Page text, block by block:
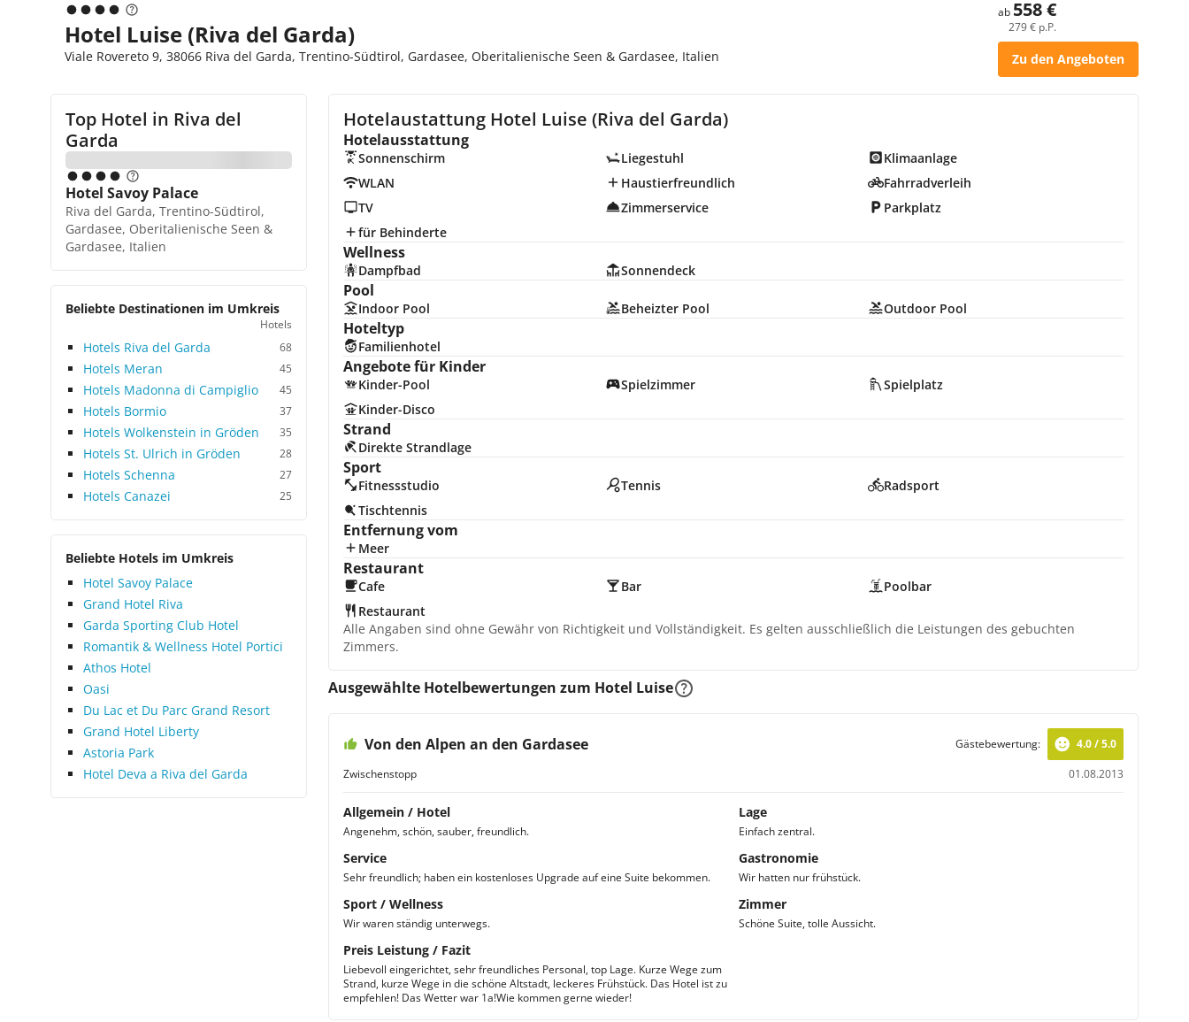
Hotel Luise (Riva del Garda)
Viale Rovereto 9, 38066 Riva del Garda, Trentino-Südtirol, Gardasee, Oberitalienische Seen & Gardasee, Italien
ab 558 €
279 € p.P.
Zu den Angeboten
Top Hotel in Riva del
Garda
Hotel Savoy Palace
Riva del Garda, Trentino-Südtirol,
Gardasee, Oberitalienische Seen &
Gardasee, Italien
Beliebte Destinationen im Umkreis
Hotels
Hotels Riva del Garda 68
Hotels Meran 45
Hotels Madonna di Campiglio 45
Hotels Bormio 37
Hotels Wolkenstein in Gröden 35
Hotels St. Ulrich in Gröden 28
Hotels Schenna 27
Hotels Canazei 25
Beliebte Hotels im Umkreis
Hotel Savoy Palace
Grand Hotel Riva
Garda Sporting Club Hotel
Romantik & Wellness Hotel Portici
Athos Hotel
Oasi
Du Lac et Du Parc Grand Resort
Grand Hotel Liberty
Astoria Park
Hotel Deva a Riva del Garda
Hotelaustattung Hotel Luise (Riva del Garda)
Hotelausstattung
Sonnenschirm Liegestuhl
Klimaanlage
WLAN
Haustierfreundlich
Fahrradverleih
TV
Zimmerservice
Parkplatz
für Behinderte
Wellness
Dampfbad Sonnendeck
Pool
Indoor Pool Beheizter Pool Outdoor Pool
Hoteltyp
Familienhotel
Angebote für Kinder
Kinder-Pool Spielzimmer
Spielplatz
Kinder-Disco
Strand
Direkte Strandlage
Sport
Fitnessstudio Tennis
Radsport
Tischtennis
Entfernung vom
Meer
Restaurant
Cafe Bar
Poolbar
Restaurant
Alle Angaben sind ohne Gewähr von Richtigkeit und Vollständigkeit. Es gelten ausschließlich die Leistungen des gebuchten
Zimmers.
Ausgewählte Hotelbewertungen zum Hotel Luise
Von den Alpen an den Gardasee
Zwischenstopp 01.08.2013
Gästebewertung: 4.0 / 5.0
Allgemein / Hotel
Angenehm, schön, sauber, freundlich.
Lage
Einfach zentral.
Service
Sehr freundlich; haben ein kostenloses Upgrade auf eine Suite bekommen.
Gastronomie
Wir hatten nur frühstück.
Sport / Wellness
Wir waren ständig unterwegs.
Zimmer
Schöne Suite, tolle Aussicht.
Preis Leistung / Fazit
Liebevoll eingerichtet, sehr freundliches Personal, top Lage. Kurze Wege zum
Strand, kurze Wege in die schöne Altstadt, leckeres Frühstück. Das Hotel ist zu
empfehlen! Das Wetter war 1a!Wie kommen gerne wieder!